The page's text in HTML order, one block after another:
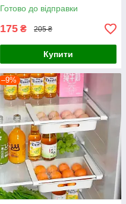
Готово до відправки
175 ₴ 205 ₴
Купити
–9%